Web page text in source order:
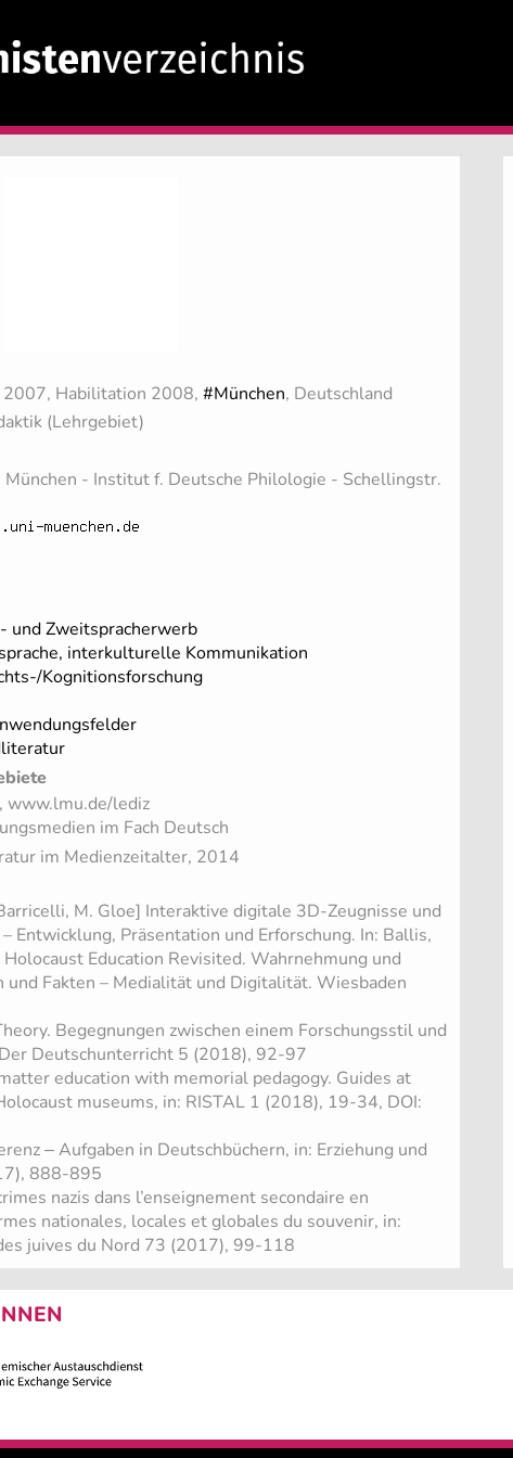
Habilitation 2008, #München, Deutschland
(Lehrgebiet)
- Institut f. Deutsche Philologie - Schellingstr.
und Zweitspracherwerb
interkulturelle Kommunikation
Kognitionsforschung
www.lmu.de/lediz
im Fach Deutsch
im Medienzeitalter, 2014
M. Gloe] Interaktive digitale 3D-Zeugnisse und
Entwicklung, Präsentation und Erforschung. In: Ballis,
Education Revisited. Wahrnehmung und
Fakten – Medialität und Digitalität. Wiesbaden
Begegnungen zwischen einem Forschungsstil und
Deutschunterricht 5 (2018), 92-97
education with memorial pedagogy. Guides at
museums, in: RISTAL 1 (2018), 19-34, DOI:
‒ Aufgaben in Deutschbüchern, in: Erziehung und
888-895
nazis dans l’enseignement secondaire en
nationales, locales et globales du souvenir, in:
juives du Nord 73 (2017), 99-118